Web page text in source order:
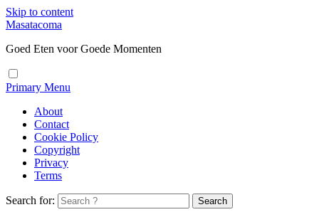
Skip to content
Masatacoma
Goed Eten voor Goede Momenten
Primary Menu
About
Contact
Cookie Policy
Copyright
Privacy
Terms
Search for: